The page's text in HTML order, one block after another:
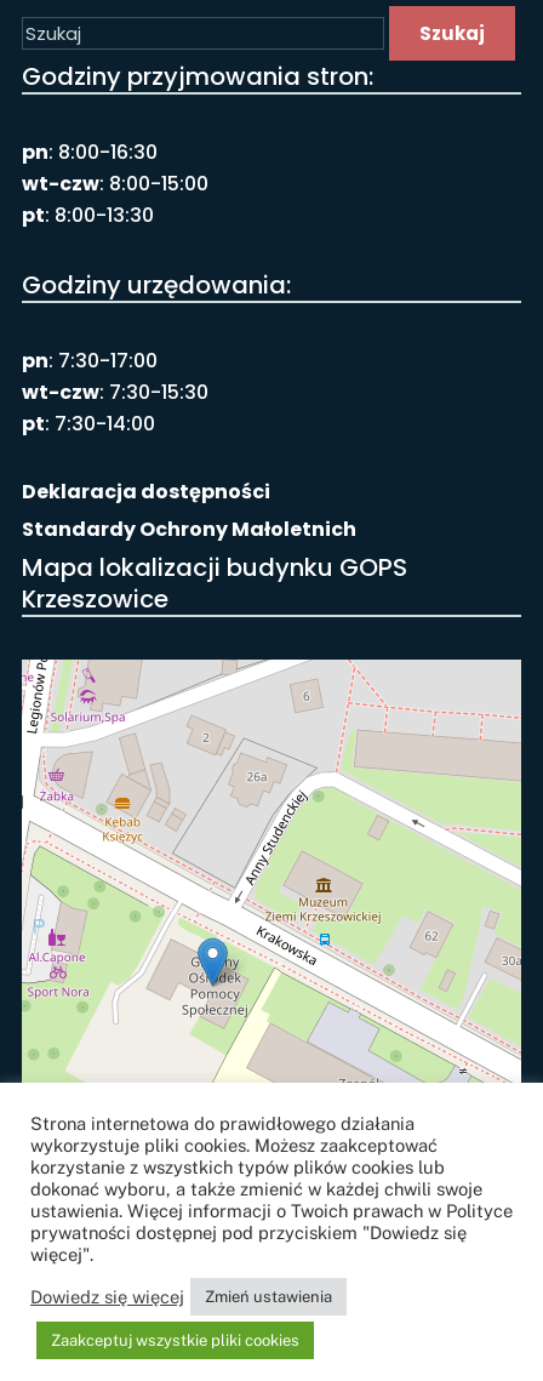
Szukaj
Godziny przyjmowania stron:
pn: 8:00-16:30
wt-czw: 8:00-15:00
pt: 8:00-13:30
Godziny urzędowania:
pn: 7:30-17:00
wt-czw: 7:30-15:30
pt: 7:30-14:00
Deklaracja dostępności
Standardy Ochrony Małoletnich
Mapa lokalizacji budynku GOPS
Krzeszowice
Projekt i realizacjastrony internetowe
Strona internetowa do prawidłowego działania
wykorzystuje pliki cookies. Możesz zaakceptować
korzystanie z wszystkich typów plików cookies lub
dokonać wyboru, a także zmienić w każdej chwili swoje
ustawienia. Więcej informacji o Twoich prawach w Polityce
prywatności dostępnej pod przyciskiem "Dowiedz się
więcej".
Dowiedz się więcej Zmień ustawienia
Zaakceptuj wszystkie pliki cookies